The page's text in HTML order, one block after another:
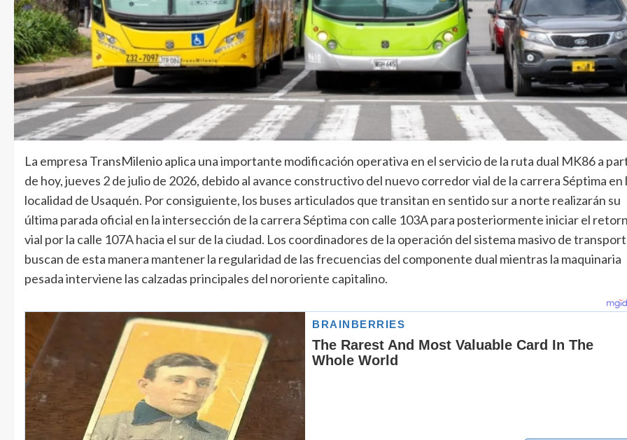
La empresa TransMilenio aplica una importante modificación operativa en el servicio de la ruta dual MK86 a
de hoy, jueves 2 de julio de 2026, debido al avance constructivo del nuevo corredor vial de la carrera Séptima en
localidad de Usaquén. Por consiguiente, los buses articulados que transitan en sentido sur a norte realizarán su
última parada oficial en la intersección de la carrera Séptima con calle 103A para posteriormente iniciar el
vial por la calle 107A hacia el sur de la ciudad. Los coordinadores de la operación del sistema masivo de
buscan de esta manera mantener la regularidad de las frecuencias del componente dual mientras la maquinaria
pesada interviene las calzadas principales del nororiente capitalino.